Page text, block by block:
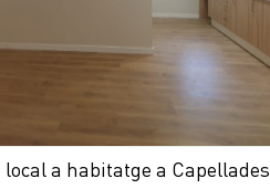
local a habitatge a Capellades